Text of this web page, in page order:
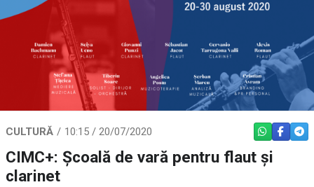
CULTURĂ 10:15 / 20/07/2020 WHATSAPP
CIMC+: Școală de vară pentru flaut și
clarinet